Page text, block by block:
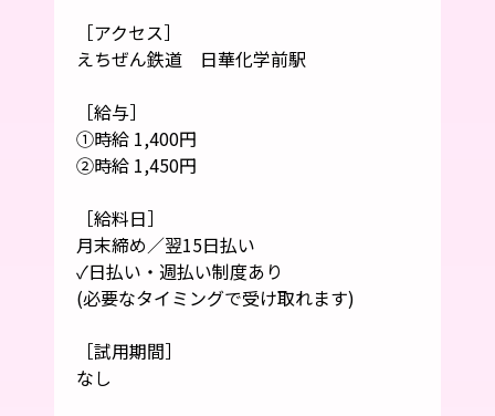
［アクセス］
えちぜん鉄道 日華化学前駅
［給与］
①時給 1,400円
②時給 1,450円
［給料日］
月末締め／翌15日払い
✓日払い・週払い制度あり
(必要なタイミングで受け取れます)
［試用期間］
なし